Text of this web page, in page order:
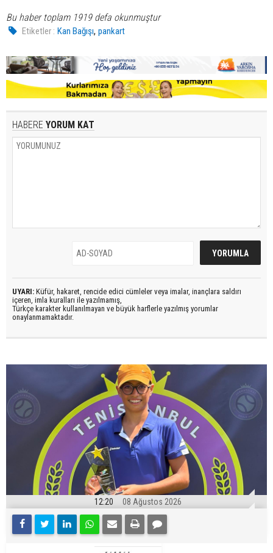
Bu haber toplam 1919 defa okunmuştur
Etiketler : Kan Bağışı,pankart
HABERE YORUM KAT
UYARI: Küfür, hakaret, rencide edici cümleler veya imalar, inançlara saldırı
içeren, imla kuralları ile yazılmamış,
Türkçe karakter kullanılmayan ve büyük harflerle yazılmış yorumlar
onaylanmamaktadır.
12:20 08 Ağustos 2026